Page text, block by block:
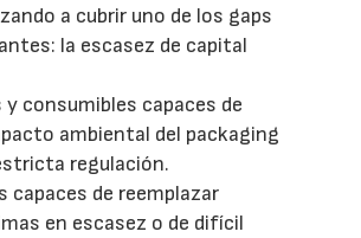
a cubrir uno de los gaps
la escasez de capital
y consumibles capaces de
ambiental del packaging
regulación.
capaces de reemplazar
en escasez o de difícil